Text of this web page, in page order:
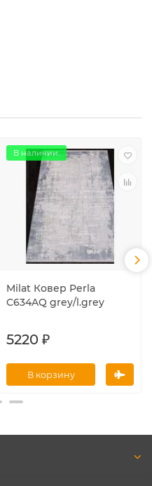
В наличии.
Milat Ковер Perla
C634AQ grey/l.grey
5220 ₽
В корзину